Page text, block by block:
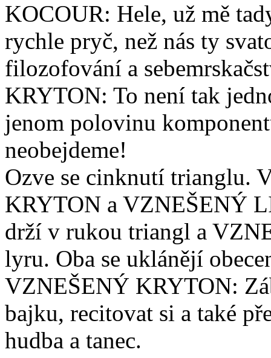
KOCOUR: Hele, už mě
rychle pryč, než nás ty
filozofování a
KRYTON: To není tak
jenom polovinu
neobejdeme!
Ozve se cinknutí trianglu.
KRYTON a VZNEŠENÝ
drží v rukou triangl a
lyru. Oba se uklánějí
VZNEŠENÝ KRYTON:
bajku, recitovat si a také
hudba a tanec.